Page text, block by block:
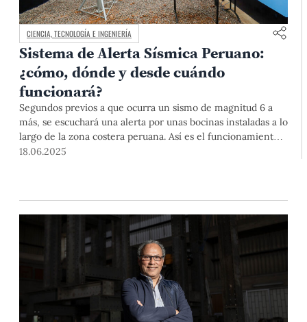
CIENCIA, TECNOLOGÍA E INGENIERÍA
Sistema de Alerta Sísmica Peruano:
¿cómo, dónde y desde cuándo
funcionará?
Segundos previos a que ocurra un sismo de magnitud 6 a
más, se escuchará una alerta por unas bocinas instaladas a lo
largo de la zona costera peruana. Así es el funcionamiento
del SASPe, un sistema que se prevé empiece a probarse en
importancia de promover la prevención.
18.06.2025